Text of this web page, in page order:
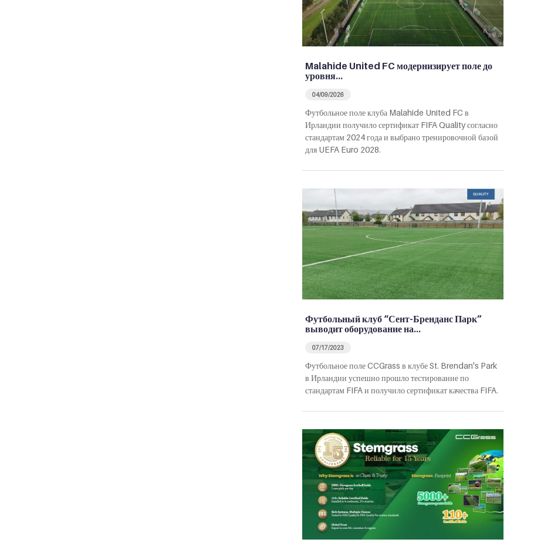
Malahide United FC модернизирует поле до
уровня…
04/09/2026
Футбольное поле клуба Malahide United FC в
Ирландии получило сертификат FIFA Quality согласно
стандартам 2024 года и выбрано тренировочной базой
для UEFA Euro 2028.
Футбольный клуб “Сент-Бренданс Парк”
выводит оборудование на…
07/17/2023
Футбольное поле CCGrass в клубе St. Brendan's Park
в Ирландии успешно прошло тестирование по
стандартам FIFA и получило сертификат качества FIFA.